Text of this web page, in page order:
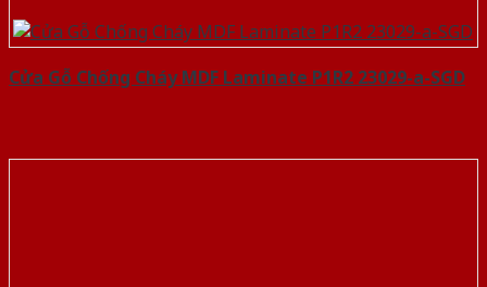
Cửa Gỗ Chống Cháy MDF Laminate P1R2 23029-a-SGD